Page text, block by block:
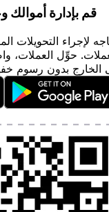
قم بإدارة أموالك
حوِّل العملات،